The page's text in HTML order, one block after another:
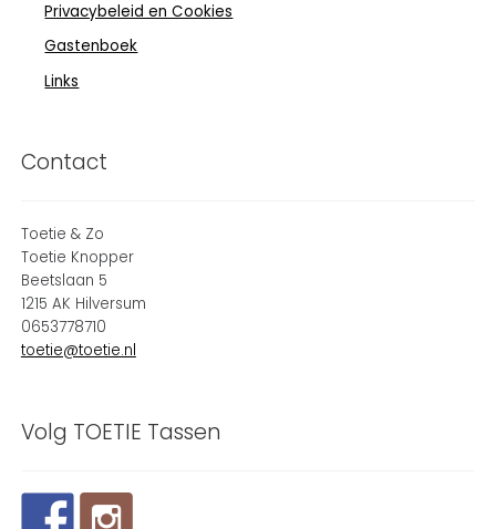
Privacybeleid en Cookies
Gastenboek
Links
Contact
Toetie & Zo
Toetie Knopper
Beetslaan 5
1215 AK Hilversum
0653778710
toetie@toetie.nl
Volg TOETIE Tassen